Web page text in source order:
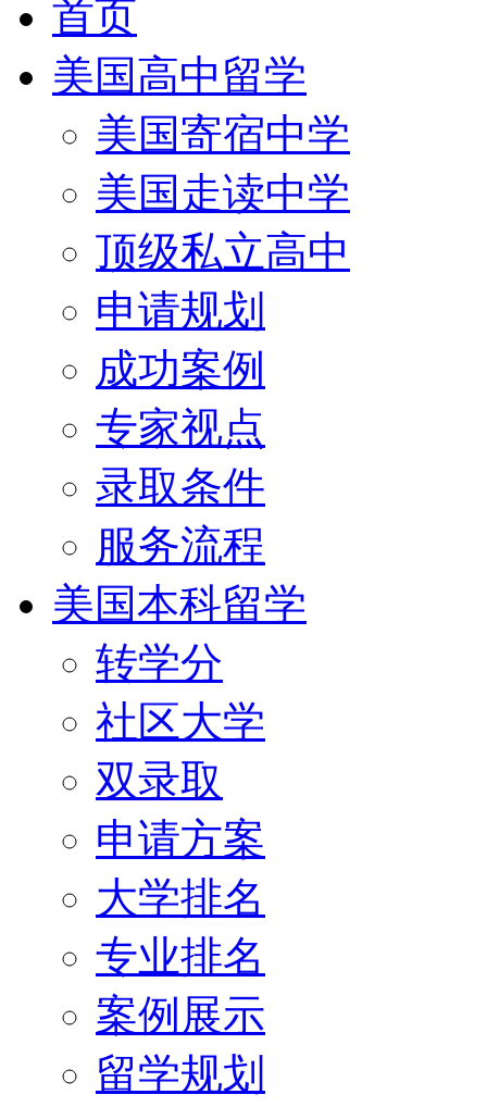
首页
美国高中留学
美国寄宿中学
美国走读中学
顶级私立高中
申请规划
成功案例
专家视点
录取条件
服务流程
美国本科留学
转学分
社区大学
双录取
申请方案
大学排名
专业排名
案例展示
留学规划